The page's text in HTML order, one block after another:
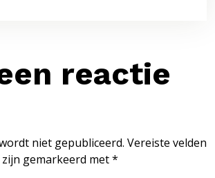
reactie
niet gepubliceerd. Vereiste velden
zijn gemarkeerd met*